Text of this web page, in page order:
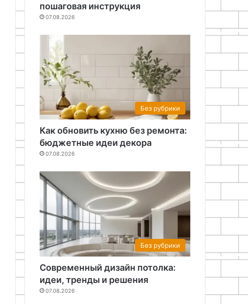
пошаговая инструкция
07.08.2026
Без рубрики
Как обновить кухню без ремонта:
бюджетные идеи декора
07.08.2026
Без рубрики
Современный дизайн потолка:
идеи, тренды и решения
07.08.2026